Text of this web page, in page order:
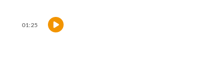
01:25